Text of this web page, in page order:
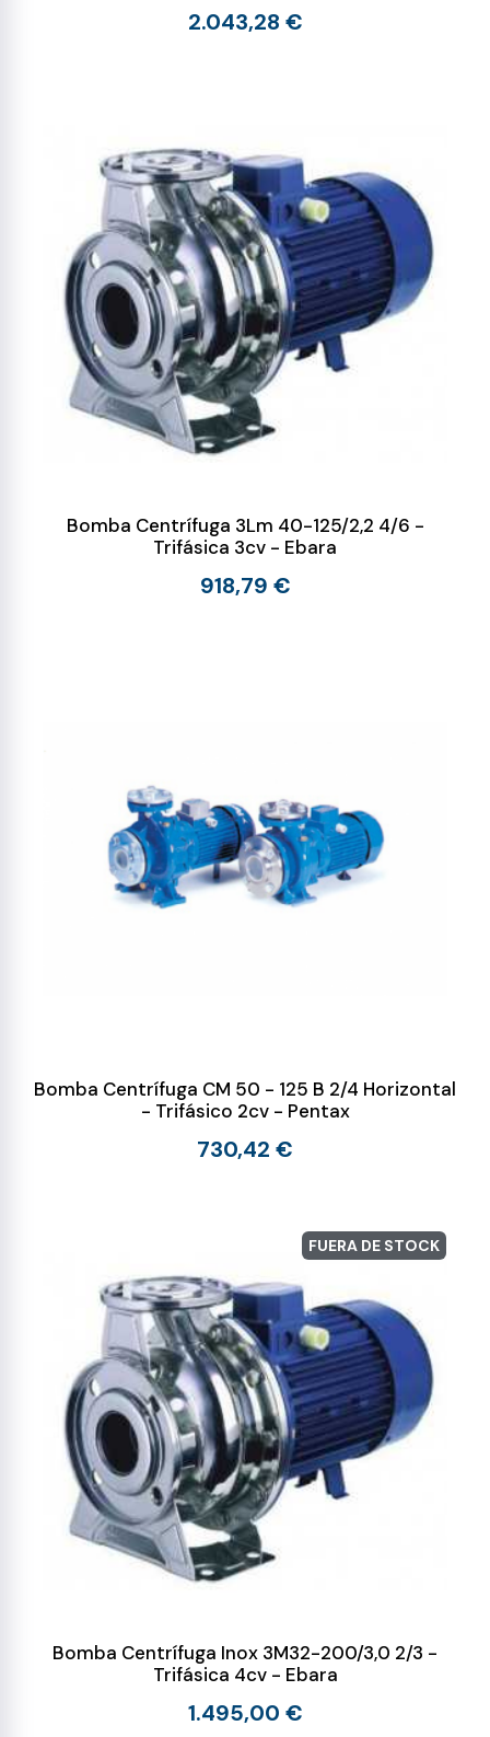
2.043,28 €
Bomba Centrífuga 3Lm 40-125/2,2 4/6 -
Trifásica 3cv - Ebara
918,79 €
Bomba Centrífuga CM 50 - 125 B 2/4 Horizontal
- Trifásico 2cv - Pentax
730,42 €
FUERA DE STOCK
Bomba Centrífuga Inox 3M32-200/3,0 2/3 -
Trifásica 4cv - Ebara
1.495,00 €